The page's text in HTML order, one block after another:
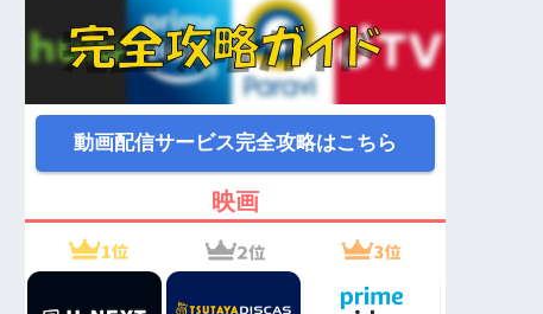
動画配信サービス完全攻略はこちら
映画